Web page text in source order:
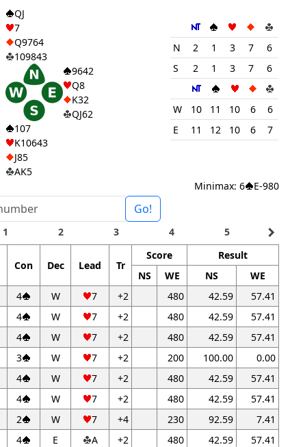
QJ
7
Q9764
109843
9642
Q8
K32
QJ62
107
K10643
J85
AK5
N 2 1 3 7
6
S
2 1 3 7 6
W 10 11 10 6
6
E
11 12 10 6 7
Minimax: 6 E-980
Go!
1 2 3 4 5 navigate_next
Con Dec Lead Tr
Score
Result
NS
WE NS
WE
4 W 7 +2 480 42.59
57.41
4 W 7 +2 480 42.59
57.41
4 W 7 +2 480 42.59
57.41
3 W 7 +2 200 100.00
0.00
4 W 7 +2 480 42.59
57.41
4 W 7 +2 480 42.59
57.41
2 W 7 +4 230 92.59
7.41
4 E A +2 480 42.59
57.41